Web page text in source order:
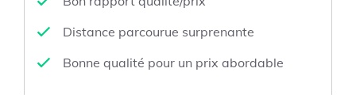
Distance parcourue surprenante
Bonne qualité pour un prix abordable